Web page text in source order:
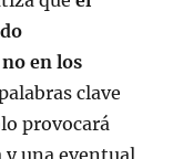
en los
clave
provocará
una eventual